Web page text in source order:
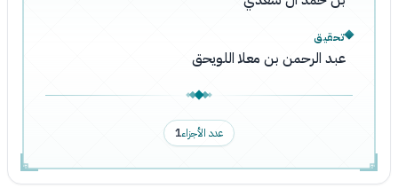
تحقيق
عبد الرحمن بن معلا اللويحق
عدد الأجزاء1